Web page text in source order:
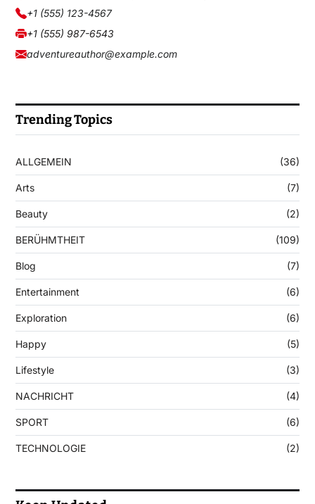
+1 (555) 123-4567
+1 (555) 987-6543
adventureauthor@example.com
Trending Topics
ALLGEMEIN (36)
Arts (7)
Beauty (2)
BERÜHMTHEIT (109)
Blog (7)
Entertainment (6)
Exploration (6)
Happy (5)
Lifestyle (3)
NACHRICHT (4)
SPORT (6)
TECHNOLOGIE (2)